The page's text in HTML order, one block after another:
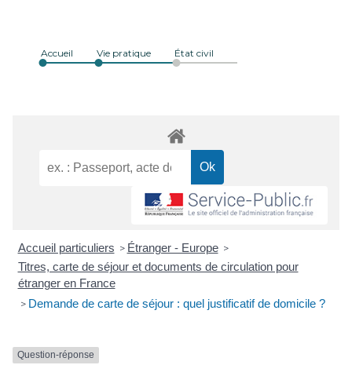
Accueil Vie pratique État civil
Accueil particuliers > Étranger - Europe >
Titres, carte de séjour et documents de circulation pour
étranger en France
> Demande de carte de séjour : quel justificatif de domicile ?
Question-réponse